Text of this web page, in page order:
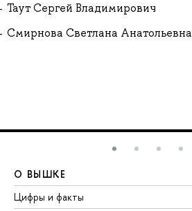
Таут Сергей Владимирович
Смирнова Светлана Анатольевна
О ВЫШКЕ
Цифры и факты